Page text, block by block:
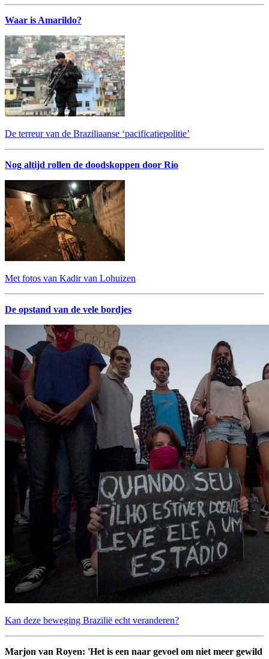
Waar is Amarildo?
De terreur van de Braziliaanse ‘pacificatiepolitie’
Nog altijd rollen de doodskoppen door Rio
Met fotos van Kadir van Lohuizen
De opstand van de vele bordjes
Kan deze beweging Brazilië echt veranderen?
Marjon van Royen: 'Het is een naar gevoel om niet meer gewild